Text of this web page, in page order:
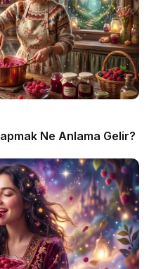
Ne Anlama Gelir?